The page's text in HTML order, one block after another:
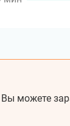
можете